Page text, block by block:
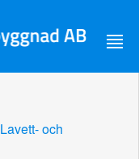
Lavett- och